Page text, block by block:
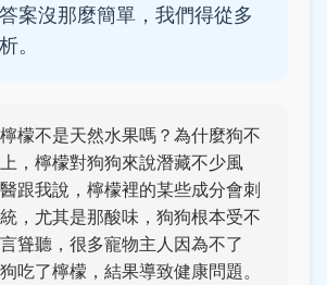
案沒那麼簡單，我們得從多
。
檬不是天然水果嗎？為什麼狗不
，檸檬對狗狗來說潛藏不少風
跟我說，檸檬裡的某些成分會刺
，尤其是那酸味，狗狗根本受不
聳聽，很多寵物主人因為不了
吃了檸檬，結果導致健康問題。